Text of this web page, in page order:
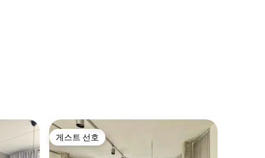
게스트 선호
게스트 선호